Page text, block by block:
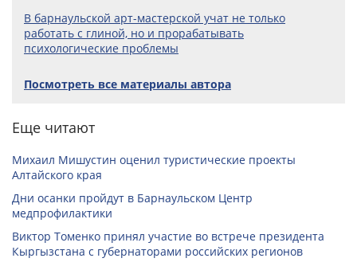
В барнаульской арт-мастерской учат не только
работать с глиной, но и прорабатывать
психологические проблемы
Посмотреть все материалы автора
Еще читают
Михаил Мишустин оценил туристические проекты
Алтайского края
Дни осанки пройдут в Барнаульском Центр
медпрофилактики
Виктор Томенко принял участие во встрече президента
Кыргызстана с губернаторами российских регионов